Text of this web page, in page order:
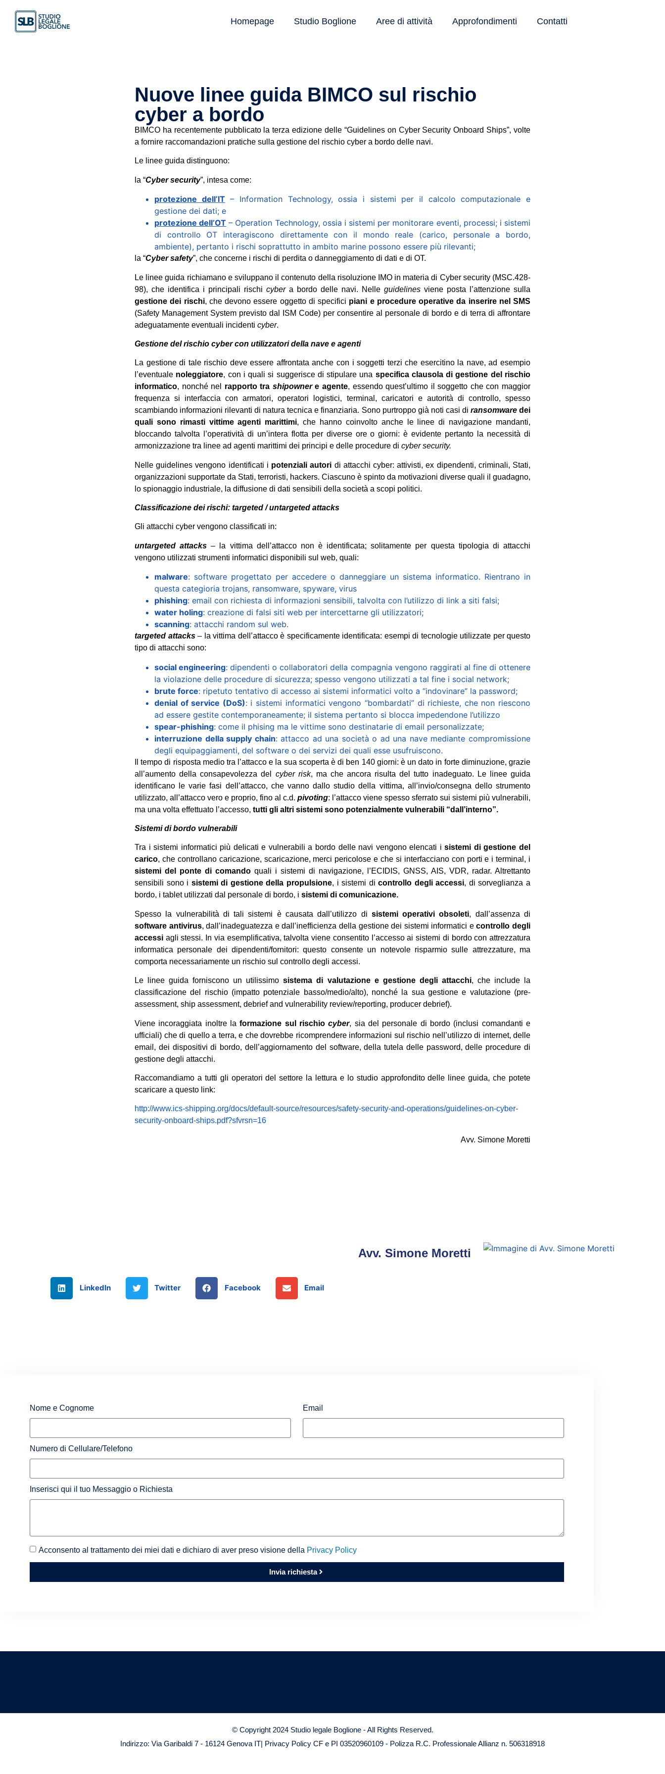
Homepage Studio Boglione Aree di attività Approfondimenti Contatti
Nuove linee guida BIMCO sul rischio
cyber a bordo
BIMCO ha recentemente pubblicato la terza edizione delle “Guidelines on Cyber Security Onboard Ships”, volte
a fornire raccomandazioni pratiche sulla gestione del rischio cyber a bordo delle navi.
Le linee guida distinguono:
la “Cyber security”, intesa come:
protezione dell’IT– Information Technology, ossia i sistemi per il calcolo computazionale e
gestione dei dati; e
protezione dell’OT – Operation Technology, ossia i sistemi per monitorare eventi, processi; i sistemi
di controllo OT interagiscono direttamente con il mondo reale (carico, personale a bordo,
ambiente), pertanto i rischi soprattutto in ambito marine possono essere più rilevanti;
la “Cyber safety”, che concerne i rischi di perdita o danneggiamento di dati e di OT.
Le linee guida richiamano e sviluppano il contenuto della risoluzione IMO in materia di Cyber security (MSC.428-
98), che identifica i principali rischi cyber a bordo delle navi. Nelle guidelines viene posta l’attenzione sulla
gestione dei rischi, che devono essere oggetto di specifici piani e procedure operative da inserire nel SMS
(Safety Management System previsto dal ISM Code) per consentire al personale di bordo e di terra di affrontare
adeguatamente eventuali incidenti cyber.
Gestione del rischio cyber con utilizzatori della nave e agenti
La gestione di tale rischio deve essere affrontata anche con i soggetti terzi che esercitino la nave, ad esempio
l’eventuale noleggiatore, con i quali si suggerisce di stipulare una specifica clausola di gestione del rischio
informatico, nonché nel rapporto tra shipownere agente, essendo quest’ultimo il soggetto che con maggior
frequenza si interfaccia con armatori, operatori logistici, terminal, caricatori e autorità di controllo, spesso
scambiando informazioni rilevanti di natura tecnica e finanziaria. Sono purtroppo già noti casi di ransomwaredei
quali sono rimasti vittime agenti marittimi, che hanno coinvolto anche le linee di navigazione mandanti,
bloccando talvolta l’operatività di un’intera flotta per diverse ore o giorni: è evidente pertanto la necessità di
armonizzazione tra linee ad agenti marittimi dei principi e delle procedure di cyber security.
Nelle guidelines vengono identificati i potenziali autori di attacchi cyber: attivisti, ex dipendenti, criminali, Stati,
organizzazioni supportate da Stati, terroristi, hackers. Ciascuno è spinto da motivazioni diverse quali il guadagno,
lo spionaggio industriale, la diffusione di dati sensibili della società a scopi politici.
Classificazione dei rischi: targeted / untargeted attacks
Gli attacchi cyber vengono classificati in:
untargeted attacks – la vittima dell’attacco non è identificata; solitamente per questa tipologia di attacchi
vengono utilizzati strumenti informatici disponibili sul web, quali:
malware: software progettato per accedere o danneggiare un sistema informatico. Rientrano in
questa categioria trojans, ransomware, spyware, virus
phishing: email con richiesta di informazioni sensibili, talvolta con l’utilizzo di link a siti falsi;
water holing: creazione di falsi siti web per intercettarne gli utilizzatori;
scanning: attacchi random sul web.
targeted attacks– la vittima dell’attacco è specificamente identificata: esempi di tecnologie utilizzate per questo
tipo di attacchi sono:
social engineering: dipendenti o collaboratori della compagnia vengono raggirati al fine di ottenere
la violazione delle procedure di sicurezza; spesso vengono utilizzati a tal fine i social network;
brute force: ripetuto tentativo di accesso ai sistemi informatici volto a “indovinare” la password;
denial of service (DoS): i sistemi informatici vengono “bombardati” di richieste, che non riescono
ad essere gestite contemporaneamente; il sistema pertanto si blocca impedendone l’utilizzo
spear-phishing: come il phising ma le vittime sono destinatarie di email personalizzate;
interruzione della supply chain: attacco ad una società o ad una nave mediante compromissione
degli equipaggiamenti, del software o dei servizi dei quali esse usufruiscono.
Il tempo di risposta medio tra l’attacco e la sua scoperta è di ben 140 giorni: è un dato in forte diminuzione, grazie
all’aumento della consapevolezza del cyber risk, ma che ancora risulta del tutto inadeguato. Le linee guida
identificano le varie fasi dell’attacco, che vanno dallo studio della vittima, all’invio/consegna dello strumento
utilizzato, all’attacco vero e proprio, fino al c.d. pivoting: l’attacco viene spesso sferrato sui sistemi più vulnerabili,
ma una volta effettuato l’accesso, tutti gli altri sistemi sono potenzialmente vulnerabili “dall’interno”.
Sistemi di bordo vulnerabili
Tra i sistemi informatici più delicati e vulnerabili a bordo delle navi vengono elencati isistemi di gestione del
carico, che controllano caricazione, scaricazione, merci pericolose e che si interfacciano con porti e i terminal, i
sistemi del ponte di comando quali i sistemi di navigazione, l’ECIDIS, GNSS, AIS, VDR, radar. Altrettanto
sensibili sono i sistemi di gestione della propulsione, i sistemi dicontrollo degli accessi, di sorveglianza a
bordo, i tablet utilizzati dal personale di bordo, i sistemi di comunicazione.
Spesso la vulnerabilità di tali sistemi è causata dall’utilizzo di sistemi operativi obsoleti, dall’assenza di
software antivirus, dall’inadeguatezza e dall’inefficienza della gestione dei sistemi informatici econtrollo degli
accessi agli stessi. In via esemplificativa, talvolta viene consentito l’accesso ai sistemi di bordo con attrezzatura
informatica personale dei dipendenti/fornitori: questo consente un notevole risparmio sulle attrezzature, ma
comporta necessariamente un rischio sul controllo degli accessi.
Le linee guida forniscono un utilissimosistema di valutazione e gestione degli attacchi, che include la
classificazione del rischio (impatto potenziale basso/medio/alto), nonché la sua gestione e valutazione (pre-
assessment, ship assessment, debrief and vulnerability review/reporting, producer debrief).
Viene incoraggiata inoltre laformazione sul rischiocyber, sia del personale di bordo (inclusi comandanti e
ufficiali) che di quello a terra, e che dovrebbe ricomprendere informazioni sul rischio nell’utilizzo di internet, delle
email, dei dispositivi di bordo, dell’aggiornamento del software, della tutela delle password, delle procedure di
gestione degli attacchi.
Raccomandiamo a tutti gli operatori del settore la lettura e lo studio approfondito delle linee guida, che potete
scaricare a questo link:
http://www.ics-shipping.org/docs/default-source/resources/safety-security-and-operations/guidelines-on-cyber-
security-onboard-ships.pdf?sfvrsn=16
Avv. Simone Moretti
Avv. Simone Moretti
LinkedIn Twitter Facebook Email
Nome e Cognome Email
Numero di Cellulare/Telefono
Inserisci qui il tuo Messaggio o Richiesta
Acconsento al trattamento dei miei dati e dichiaro di aver preso visione della Privacy Policy
Invia richiesta
© Copyright 2024 Studio legale Boglione - All Rights Reserved.
Indirizzo: Via Garibaldi 7 - 16124 Genova IT| Privacy Policy CF e PI 03520960109 - Polizza R.C. Professionale Allianz n. 506318918